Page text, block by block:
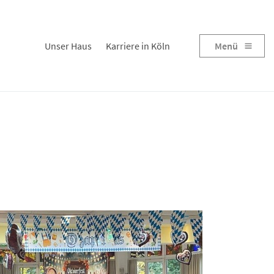
Unser Haus Karriere in Köln Menü